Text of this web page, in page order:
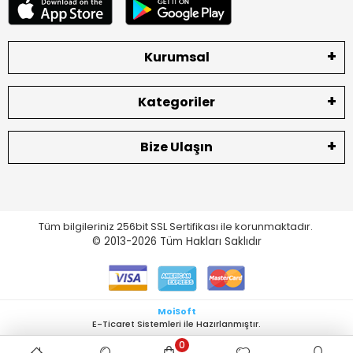
Kurumsal
Kategoriler
Bize Ulaşın
Tüm bilgileriniz 256bit SSL Sertifikası ile korunmaktadır.
© 2013-2026 Tüm Hakları Saklıdır
0
MoiSoft
E-Ticaret Sistemleri ile Hazırlanmıştır.